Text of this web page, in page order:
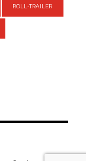
ROLL-TRAILER